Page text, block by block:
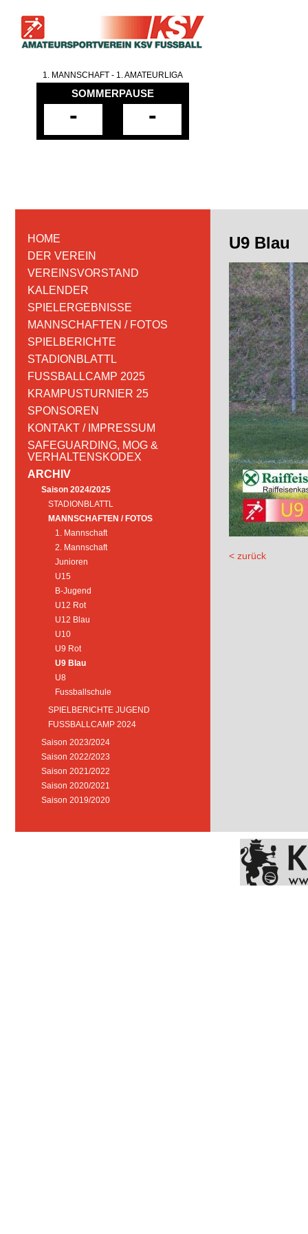
1. MANNSCHAFT - 1. AMATEURLIGA
SOMMERPAUSE
- -
HOME
DER VEREIN
VEREINSVORSTAND
KALENDER
SPIELERGEBNISSE
MANNSCHAFTEN / FOTOS
SPIELBERICHTE
STADIONBLATTL
FUSSBALLCAMP 2025
KRAMPUSTURNIER 25
SPONSOREN
KONTAKT / IMPRESSUM
SAFEGUARDING, MOG &
VERHALTENSKODEX
ARCHIV
Saison 2024/2025
STADIONBLATTL
MANNSCHAFTEN / FOTOS
1. Mannschaft
2. Mannschaft
Junioren
U15
B-Jugend
U12 Rot
U12 Blau
U10
U9 Rot
U9 Blau
U8
Fussballschule
SPIELBERICHTE JUGEND
FUSSBALLCAMP 2024
Saison 2023/2024
Saison 2022/2023
Saison 2021/2022
Saison 2020/2021
Saison 2019/2020
U9 Blau
< zurück